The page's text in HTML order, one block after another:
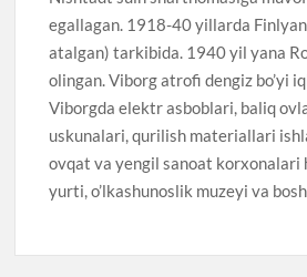
egallagan. 1918-40 yillarda
atalgan) tarkibida. 1940 yil yana
olingan. Viborg atrofi dengiz bo’yi
Viborgda elektr asboblari, baliq
uskunalari, qurilish materiallari
ovqat va yengil sanoat korxonalari
yurti, o’lkashunoslik muzeyi va